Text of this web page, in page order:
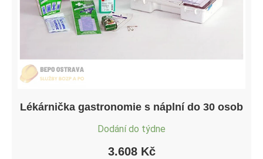
Lékárnička gastronomie s náplní do 30 osob
Dodání do týdne
3.608 Kč